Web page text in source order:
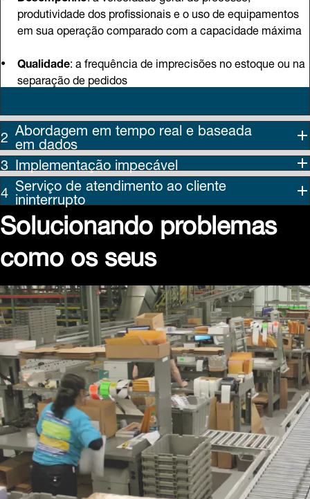
produtividade dos profissionais e o uso de equipamentos
em sua operação comparado com a capacidade máxima
Qualidade: a frequência de imprecisões no estoque ou na
separação de pedidos
Abordagem em tempo real e baseada
em dados
Implementação impecável
Serviço de atendimento ao cliente
ininterrupto
Solucionando problemas
como os seus